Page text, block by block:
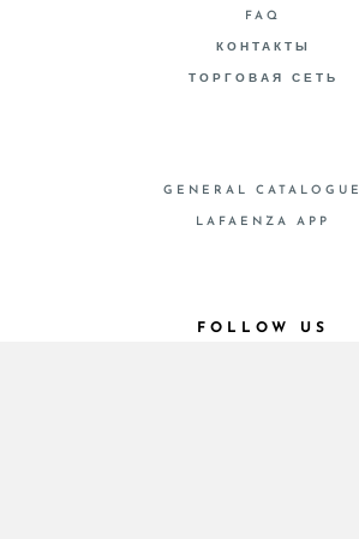
FAQ
КОНТАКТЫ
ТОРГОВАЯ СЕТЬ
GENERAL CATALOGUE
LAFAENZA APP
FOLLOW US